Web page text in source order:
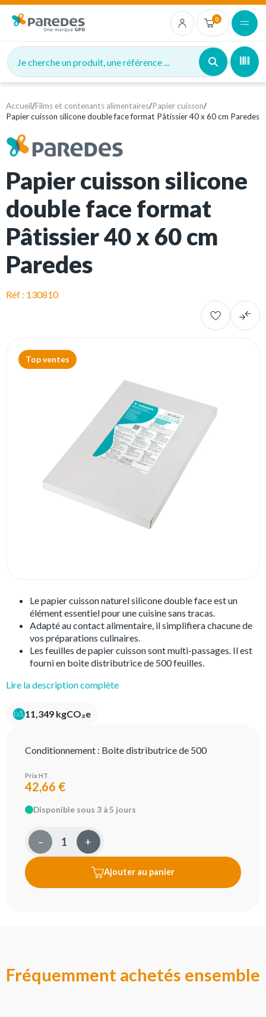
0
Je cherche un produit, une référence ...
Accueil/Films et contenants alimentaires/Papier cuisson/
Papier cuisson silicone double face format Pâtissier 40 x 60 cm Paredes
Papier cuisson silicone
double face format
Pâtissier 40 x 60 cm
Paredes
Réf : 130810
Top ventes
Le papier cuisson naturel silicone double face est un
élément essentiel pour une cuisine sans tracas.
Adapté au contact alimentaire, il simplifiera chacune de
vos préparations culinaires.
Les feuilles de papier cuisson sont multi-passages. Il est
fourni en boite distributrice de 500 feuilles.
Lire la description complète
11,349 kgCO₂e
Conditionnement : Boite distributrice de 500
Prix HT
42,66 €
Disponible sous 3 à 5 jours
– +
Ajouter au panier
Fréquemment achetés ensemble